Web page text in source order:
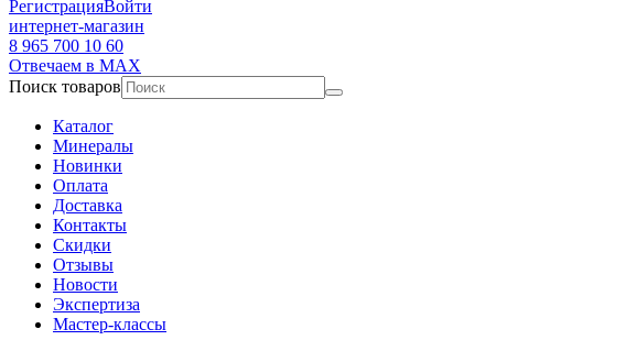
РегистрацияВойти
интернет-магазин
8 965 700 10 60
Отвечаем в MAX
Поиск товаров
Каталог
Минералы
Новинки
Оплата
Доставка
Контакты
Скидки
Отзывы
Новости
Экспертиза
Мастер-классы